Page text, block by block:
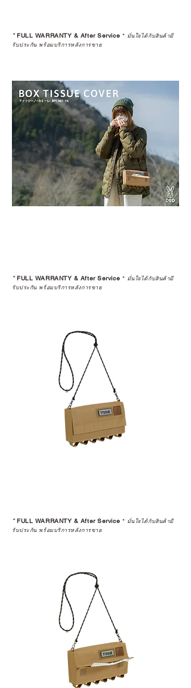
*FULL WARRANTY & After Service * มั่นใจได้กับสินค้ามี
รับประกัน พร้อมบริการหลังการขาย
*FULL WARRANTY & After Service * มั่นใจได้กับสินค้ามี
รับประกัน พร้อมบริการหลังการขาย
*FULL WARRANTY & After Service * มั่นใจได้กับสินค้ามี
รับประกัน พร้อมบริการหลังการขาย